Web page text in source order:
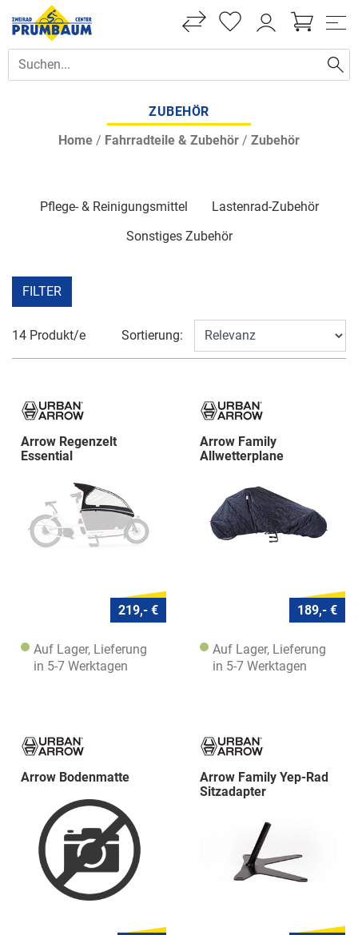
ZUBEHÖR
Home / Fahrradteile & Zubehör / Zubehör
Pflege- & Reinigungsmittel
Lastenrad-Zubehör
Sonstiges Zubehör
FILTER
14 Produkt/e Sortierung:
Arrow Regenzelt
Essential
219,- €
Auf Lager, Lieferung
in 5-7 Werktagen
Arrow Family
Allwetterplane
189,- €
Auf Lager, Lieferung
in 5-7 Werktagen
Arrow Bodenmatte
Arrow Family Yep-Rad
Sitzadapter